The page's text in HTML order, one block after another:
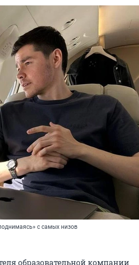
с самых низов
образовательной компании